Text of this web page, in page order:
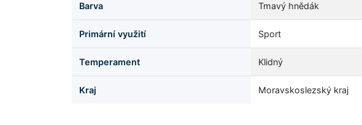
Barva Tmavý hnědák
Primární využití Sport
Temperament Klidný
Kraj Moravskoslezský kraj